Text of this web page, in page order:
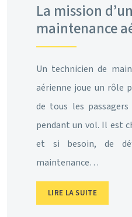
La mission
maintenance
Un technicien de
aérienne joue un rôle
de tous les
pendant un vol. Il est
et si besoin, de
maintenance…
LIRE LA SUITE